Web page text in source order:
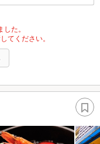
た。
てください。